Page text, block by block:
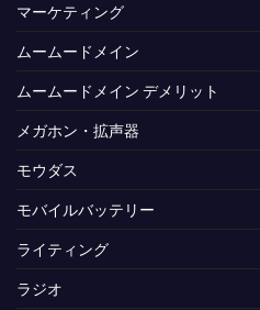
マーケティング
ムームードメイン
ムームードメイン デメリット
メガホン・拡声器
モウダス
モバイルバッテリー
ライティング
ラジオ